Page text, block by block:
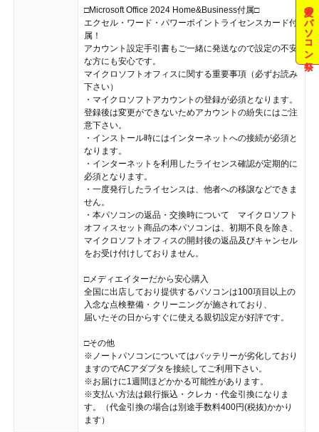
□Microsoft Office 2024 Home&Business付属□
エクセル・ワード・パワーポイントライセンスカード付
属！
アカウント設定手引書もご一緒に発送なので設定の不安
な方にも安心です。
マイクロソフトオフィスに関する重要事項（必ずお読み
下さい）
・マイクロソフトアカウントの登録が必須となります。
登録後は変更ができないためアカウントの紛失にはご注
意下さい。
・インストール時にはインターネットへの接続が必須と
なります。
・インターネットを利用したライセンス確認が定期的に
必須となります。
・一度発行したライセンスは、他者への移譲などできま
せん。
・本パソコンの返品・交換時について マイクロソフト
オフィスセット商品の本パソコンは、初期不良を除き、
マイクロソフトオフィスの開封後の返品及びキャンセル
をお受け付けしておりません。
□メディエイターだから安心購入
全国に出店しており提供するパソコンは100項目以上の
入念な点検整備・クリーニングが施されており、
届いたその日からすぐに使える親切設定が好評です。
□その他
※ノートパソコンについてはバッテリーが劣化しており
ますのでACアダプタを接続してご利用下さい。
※お届けに1週間ほどかかる可能性があります。
※支払い方法は銀行振込・クレカ・代金引換になりま
す。（代金引換の場合は別途手数料400円(税抜)かかり
ます）
夏のパソコン祭